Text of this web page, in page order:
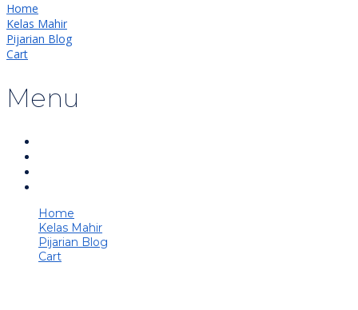
Home
Kelas Mahir
Pijarian Blog
Cart
Menu
Home
Kelas Mahir
Pijarian Blog
Cart